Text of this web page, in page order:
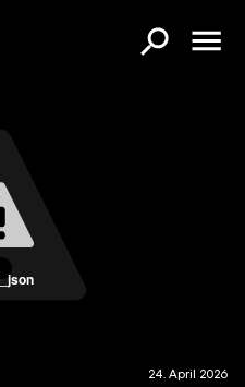
24. April 2026